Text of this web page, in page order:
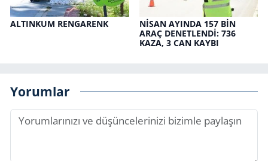
AL­TIN­KUM REN­GA­RENK
NİSAN AYIN­DA 157 BİN
ARAÇ DE­NET­LENDİ: 736
KAZA, 3 CAN KAYBI
Yorumlar